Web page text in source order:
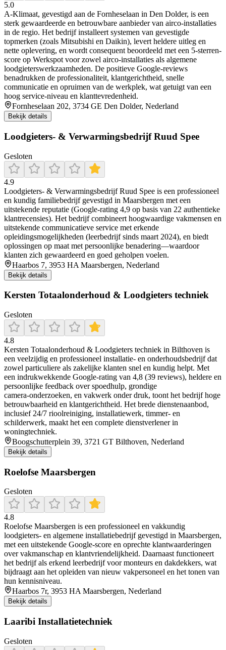
5.0
A‑Klimaat, gevestigd aan de Fornheselaan in Den Dolder, is een
sterk gewaardeerde en betrouwbare aanbieder van airco-installaties
in de regio. Het bedrijf installeert systemen van gevestigde
topmerken (zoals Mitsubishi en Daikin), levert heldere uitleg en
nette oplevering, en wordt consequent beoordeeld met een 5‑sterren-
score op Werkspot voor zowel airco-installaties als algemene
loodgieterswerkzaamheden. De positieve Google‑reviews
benadrukken de professionaliteit, klantgerichtheid, snelle
communicatie en opruimen van de werkplek, wat getuigt van een
hoog service‑niveau en klanttevredenheid.
Fornheselaan 202, 3734 GE Den Dolder, Nederland
Bekijk details
Loodgieters- & Verwarmingsbedrijf Ruud Spee
Gesloten
4.9
Loodgieters- & Verwarmingsbedrijf Ruud Spee is een professioneel
en kundig familiebedrijf gevestigd in Maarsbergen met een
uitstekende reputatie (Google-rating 4,9 op basis van 22 authentieke
klantrecensies). Het bedrijf combineert hoogwaardige vakmensen en
uitstekende communicatieve service met erkende
opleidingsmogelijkheden (leerbedrijf sinds maart 2024), en biedt
oplossingen op maat met persoonlijke benadering—waardoor
klanten zich gewaardeerd en goed geholpen voelen.
Haarbos 7, 3953 HA Maarsbergen, Nederland
Bekijk details
Kersten Totaalonderhoud & Loodgieters techniek
Gesloten
4.8
Kersten Totaalonderhoud & Loodgieters techniek in Bilthoven is
een veelzijdig en professioneel installatie- en onderhoudsbedrijf dat
zowel particuliere als zakelijke klanten snel en kundig helpt. Met
een indrukwekkende Google-rating van 4,8 (39 reviews), heldere en
persoonlijke feedback over spoedhulp, grondige
camera‑onderzoeken, en vakwerk onder druk, toont het bedrijf hoge
betrouwbaarheid en klantgerichtheid. Het brede dienstenaanbod,
inclusief 24/7 rioolreiniging, installatiewerk, timmer- en
schilderwerk, maakt het een complete dienstverlener in
woningtechniek.
Boogschutterplein 39, 3721 GT Bilthoven, Nederland
Bekijk details
Roelofse Maarsbergen
Gesloten
4.8
Roelofse Maarsbergen is een professioneel en vakkundig
loodgieters- en algemene installatiebedrijf gevestigd in Maarsbergen,
met een uitstekende Google-score en oprechte klantwaarderingen
over vakmanschap en klantvriendelijkheid. Daarnaast functioneert
het bedrijf als erkend leerbedrijf voor monteurs en dakdekkers, wat
bijdraagt aan het opleiden van nieuw vakpersoneel en het tonen van
hun kennisniveau.
Haarbos 7r, 3953 HA Maarsbergen, Nederland
Bekijk details
Laaribi Installatietechniek
Gesloten